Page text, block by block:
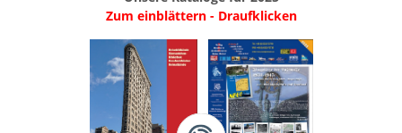
Zum einblättern - Draufklicken
. ..